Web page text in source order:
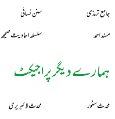
جامع ترمذی
سنن نسائی
مسند احمد
سلسلہ احادیث صحیحہ
ہمارے دیگر پراجیکٹ
محدث سٹور محدث لائبریری